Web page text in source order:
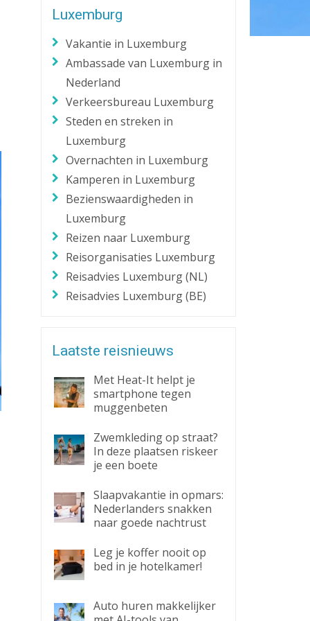
ZaklantaarnLuxemburg
Vakantie in Luxemburg
Ambassade van Luxemburg in
Nederland
Verkeersbureau Luxemburg
Steden en streken in
Luxemburg
Overnachten in Luxemburg
Kamperen in Luxemburg
Bezienswaardigheden in
Luxemburg
Reizen naar Luxemburg
Reisorganisaties Luxemburg
Reisadvies Luxemburg (NL)
Reisadvies Luxemburg (BE)
Laatste reisnieuws
Met Heat-It helpt je
smartphone tegen
muggenbeten
Zwemkleding op straat?
In deze plaatsen riskeer
je een boete
Slaapvakantie in opmars:
Nederlanders snakken
naar goede nachtrust
Leg je koffer nooit op
bed in je hotelkamer!
Auto huren makkelijker